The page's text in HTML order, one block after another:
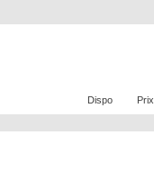
Dispo Prix